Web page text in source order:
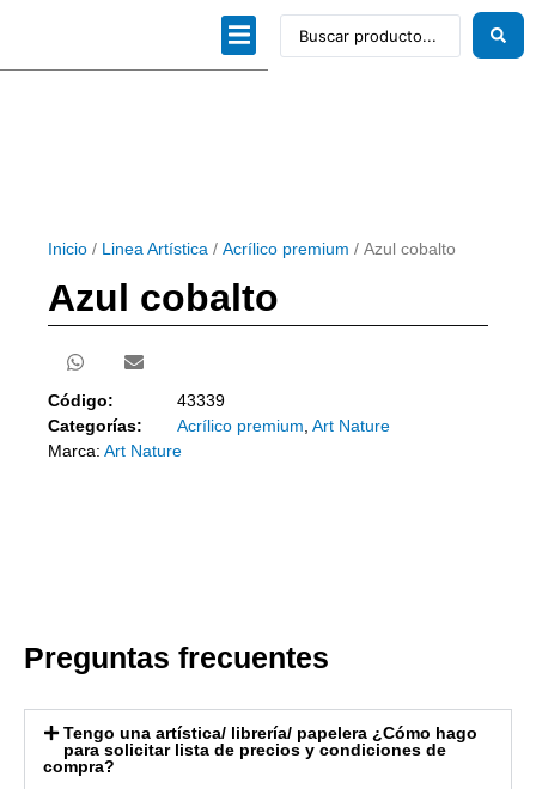
Inicio / Linea Artística / Acrílico premium / Azul cobalto
Azul cobalto
Código:
43339
Categorías:
Acrílico premium Art Nature
Marca: Art Nature
Preguntas frecuentes
Tengo una artística/ librería/ papelera ¿Cómo hago
para solicitar lista de precios y condiciones de
compra?